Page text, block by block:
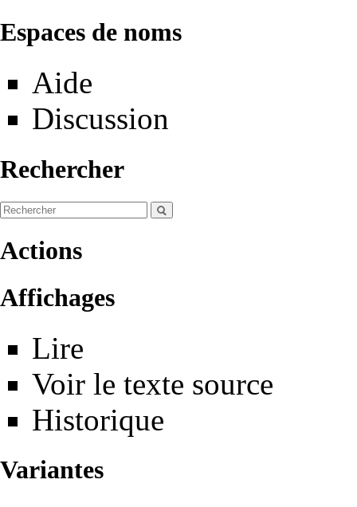
Espaces de noms
Aide
Discussion
Rechercher
Actions
Affichages
Lire
Voir le texte source
Historique
Variantes